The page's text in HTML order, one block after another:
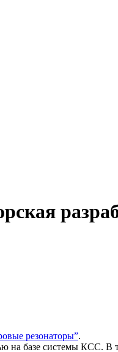
резонаторы”.
на базе системы КСС. В